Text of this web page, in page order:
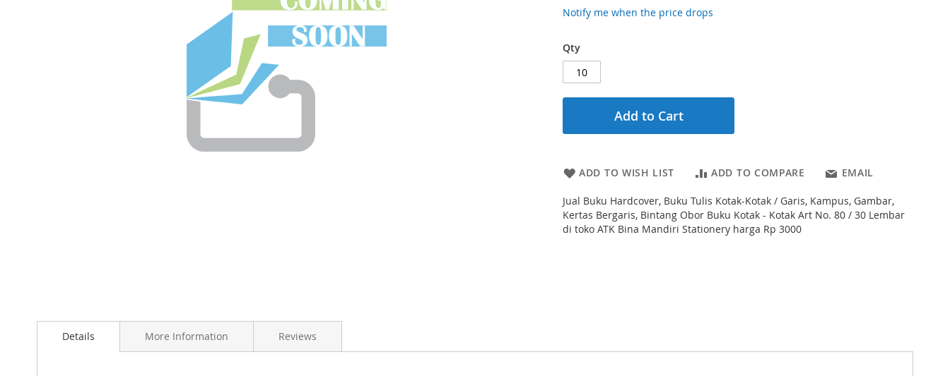
Notify me when the price drops
Qty
Add to Cart
ADD TO WISH LIST ADD TO COMPARE EMAIL
Jual Buku Hardcover, Buku Tulis Kotak-Kotak / Garis, Kampus, Gambar,
Kertas Bergaris, Bintang Obor Buku Kotak - Kotak Art No. 80 / 30 Lembar
di toko ATK Bina Mandiri Stationery harga Rp 3000
to
Details More Information Reviews